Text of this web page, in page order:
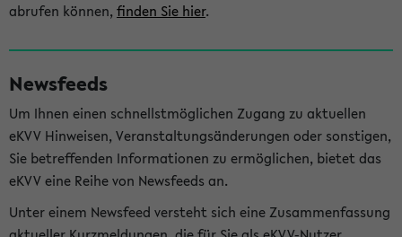
abrufen können, finden Sie hier.
Newsfeeds
Um Ihnen einen schnellstmöglichen Zugang zu aktuellen
eKVV Hinweisen, Veranstaltungsänderungen oder sonstigen,
Sie betreffenden Informationen zu ermöglichen, bietet das
eKVV eine Reihe von Newsfeeds an.
Unter einem Newsfeed versteht sich eine Zusammenfassung